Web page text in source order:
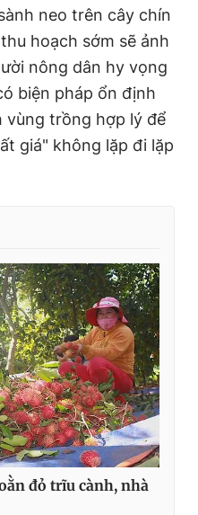
neo trên cây chín
hoạch sớm sẽ ảnh
nông dân hy vọng
biện pháp ổn định
vùng trồng hợp lý để
giá" không lặp đi lặp
đỏ trĩu cành, nhà